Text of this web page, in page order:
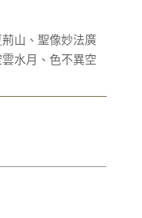
山、聖像妙法廣
水月、色不異空